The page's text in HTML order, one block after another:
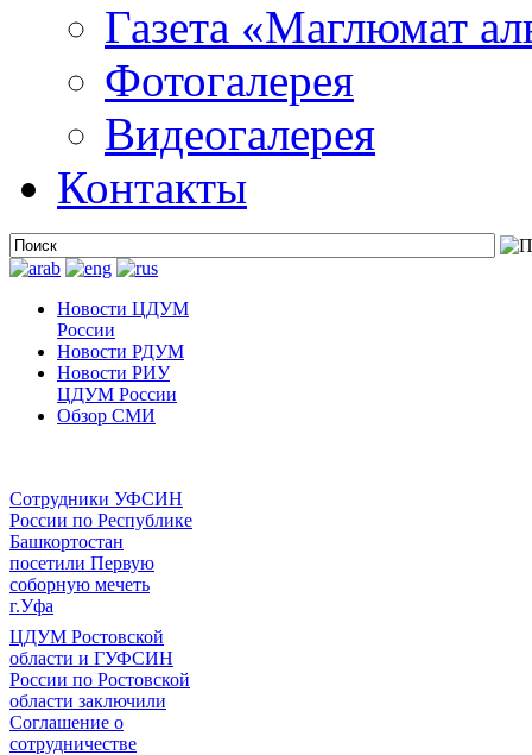
Газета «Маглюмат
Фотогалерея
Видеогалерея
Контакты
Новости ЦДУМ
России
Новости РДУМ
Новости РИУ
ЦДУМ России
Обзор СМИ
Сотрудники УФСИН
России по Республике
Башкортостан
посетили Первую
соборную мечеть
г.Уфа
ЦДУМ Ростовской
области и ГУФСИН
России по Ростовской
области заключили
Соглашение о
сотрудничестве